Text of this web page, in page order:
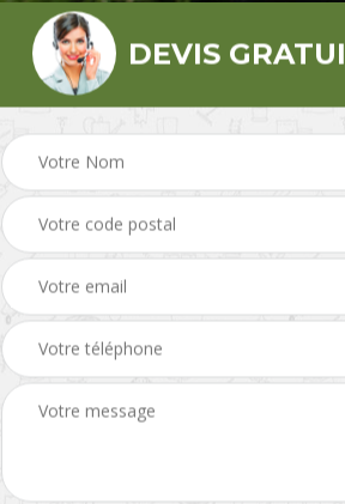
Pose et changement
grillage et clôture 45
DEVIS